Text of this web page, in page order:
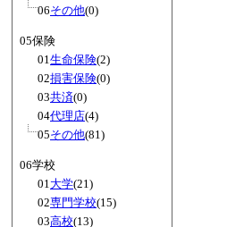
06その他(0)
05保険
01 生命保険(2)
02損害保険(0)
03共済(0)
04代理店(4)
05その他(81)
06学校
01 大学(21)
02専門学校(15)
03高校(13)